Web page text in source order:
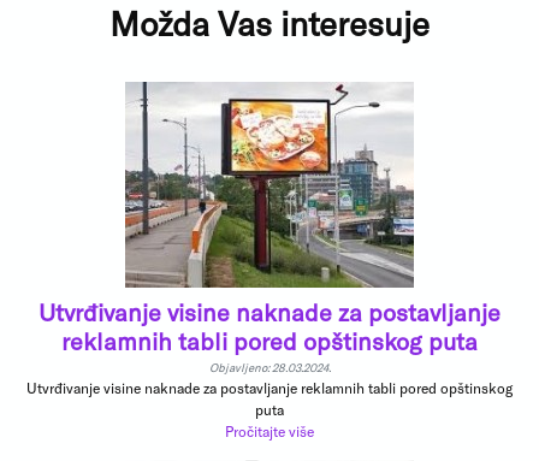
Možda Vas interesuje
Utvrđivanje visine naknade za postavljanje
reklamnih tabli pored opštinskog puta
Objavljeno: 28.03.2024.
Utvrđivanje visine naknade za postavljanje reklamnih tabli pored opštinskog
puta
Pročitajte više